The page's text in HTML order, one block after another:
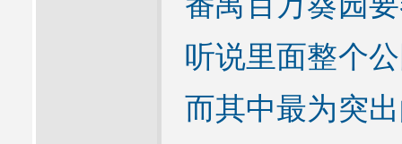
听说里面整个
而其中最为突